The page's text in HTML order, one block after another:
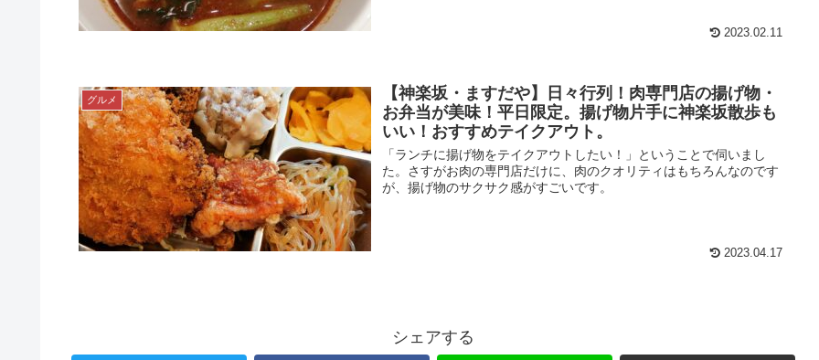
2023.02.11
グルメ
【神楽坂・ますだや】日々行列！肉専門店の揚げ物・
お弁当が美味！平日限定。揚げ物片手に神楽坂散歩も
いい！おすすめテイクアウト。
「ランチに揚げ物をテイクアウトしたい！」ということで伺いまし
た。さすがお肉の専門店だけに、肉のクオリティはもちろんなのです
が、揚げ物のサクサク感がすごいです。
2023.04.17
シェアする